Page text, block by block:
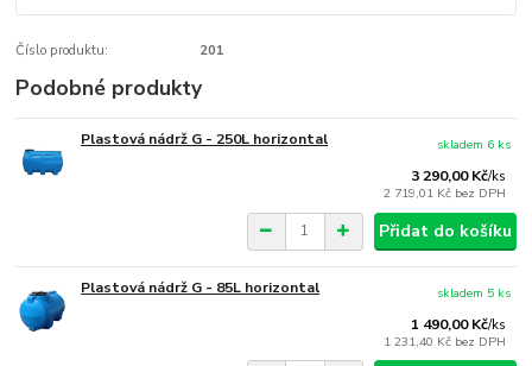
Číslo produktu: 201
Podobné produkty
Plastová nádrž G - 250L horizontal
3 290,00 Kč/ks
2 719,01 Kč bez DPH
skladem 6 ks
Přidat do košíku
Plastová nádrž G - 85L horizontal
1 490,00 Kč/ks
1 231,40 Kč bez DPH
skladem 5 ks